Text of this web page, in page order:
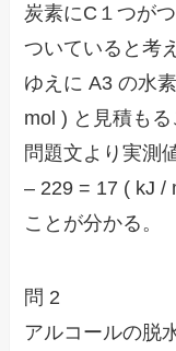
炭素にC１つが
ついていると考
ゆえに A3 の水
mol ) と見積もる
問題文より実測
– 229 = 17 ( kJ /
ことが分かる。
問 2
アルコールの脱